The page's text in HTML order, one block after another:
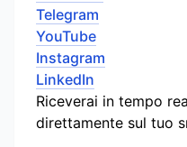
Telegram
YouTube
Instagram
LinkedIn
Riceverai in tempo
direttamente sul tuo